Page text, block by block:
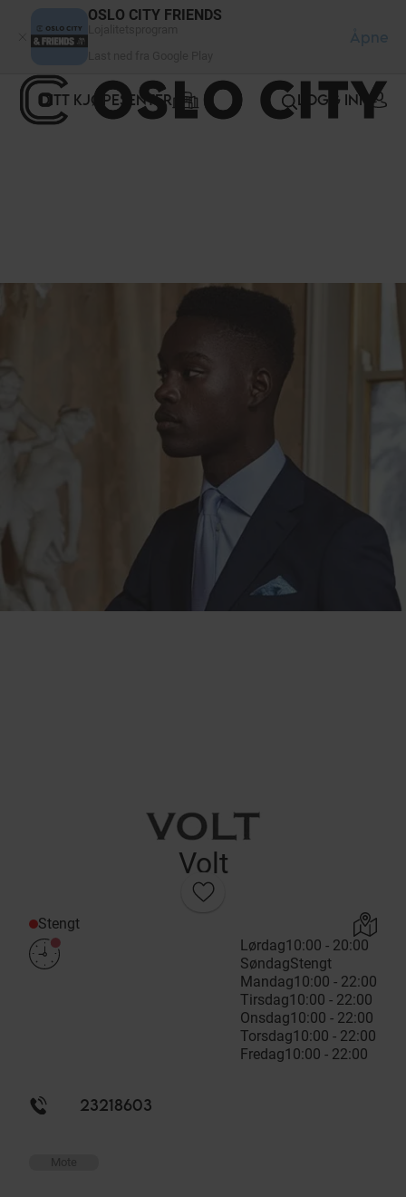
OSLO CITY FRIENDS
Åpne
DITT KJØPESENTER LOGG INN
Volt
Stengt
Lørdag10:00 - 20:00
SøndagStengt
Mandag10:00 - 22:00
Tirsdag10:00 - 22:00
Onsdag10:00 - 22:00
Torsdag10:00 - 22:00
Fredag10:00 - 22:00
23218603
Mote
Panel for informasjonskapsler